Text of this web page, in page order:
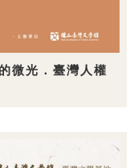
微光．臺灣人權